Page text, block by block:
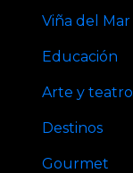
Viña del Mar
Educación
Arte y teatro
Destinos
Gourmet